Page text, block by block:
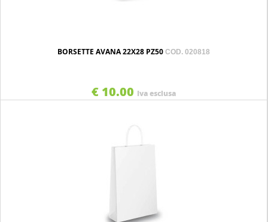
BORSETTE AVANA 22X28 PZ50 COD. 020818
€ 10.00 Iva esclusa